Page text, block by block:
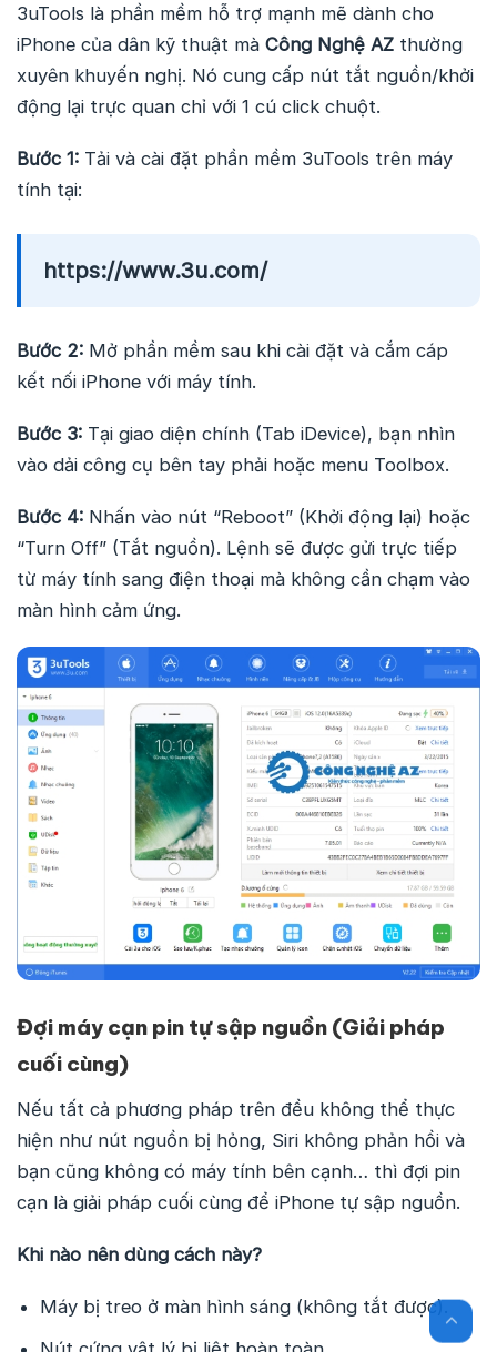
3uTools là phần mềm hỗ trợ mạnh mẽ dành cho
iPhone của dân kỹ thuật mà Công Nghệ AZ thường
xuyên khuyến nghị. Nó cung cấp nút tắt nguồn/khởi
động lại trực quan chỉ với 1 cú click chuột.
Bước 1: Tải và cài đặt phần mềm 3uTools trên máy
tính tại:
https://www.3u.com/
Bước 2: Mở phần mềm sau khi cài đặt và cắm cáp
kết nối iPhone với máy tính.
Bước 3: Tại giao diện chính (Tab iDevice), bạn nhìn
vào dải công cụ bên tay phải hoặc menu Toolbox.
Bước 4: Nhấn vào nút “Reboot” (Khởi động lại) hoặc
“Turn Off” (Tắt nguồn). Lệnh sẽ được gửi trực tiếp
từ máy tính sang điện thoại mà không cần chạm vào
màn hình cảm ứng.
Đợi máy cạn pin tự sập nguồn (Giải pháp
cuối cùng)
Nếu tất cả phương pháp trên đều không thể thực
hiện như nút nguồn bị hỏng, Siri không phản hồi và
bạn cũng không có máy tính bên cạnh… thì đợi pin
cạn là giải pháp cuối cùng để iPhone tự sập nguồn.
Khi nào nên dùng cách này?
Máy bị treo ở màn hình sáng (không tắt được).